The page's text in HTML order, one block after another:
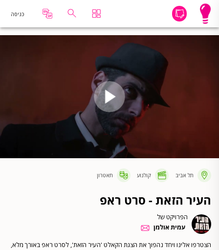
כניסה
תל אביב קולנוע תאטרון
העיר הזאת - סרט ראפ
הפרויקט של
עמית אולמן
הצטרפו אלינו ויחד נהפוך את הצגת הקאלט 'העיר הזאת', לסרט ראפ באורך מלא,